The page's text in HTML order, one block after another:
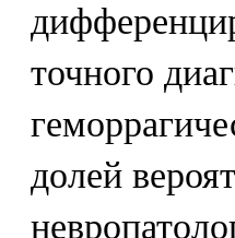
точного
долей